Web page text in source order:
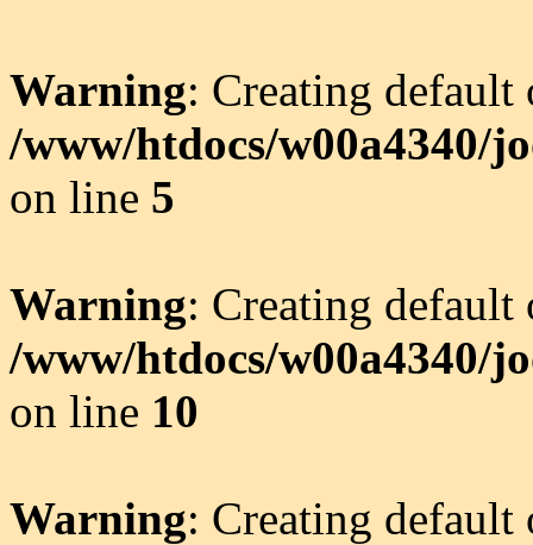
Warning: Creating
/www/htdocs/w00a4340/
on line 5
Warning: Creating
/www/htdocs/w00a4340/
on line 10
Warning: Creating